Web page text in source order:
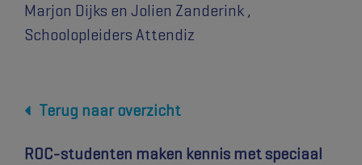
Marjon Dijks en Jolien Zanderink ,
Schoolopleiders Attendiz
Terug naar overzicht
ROC-studenten maken kennis met speciaal